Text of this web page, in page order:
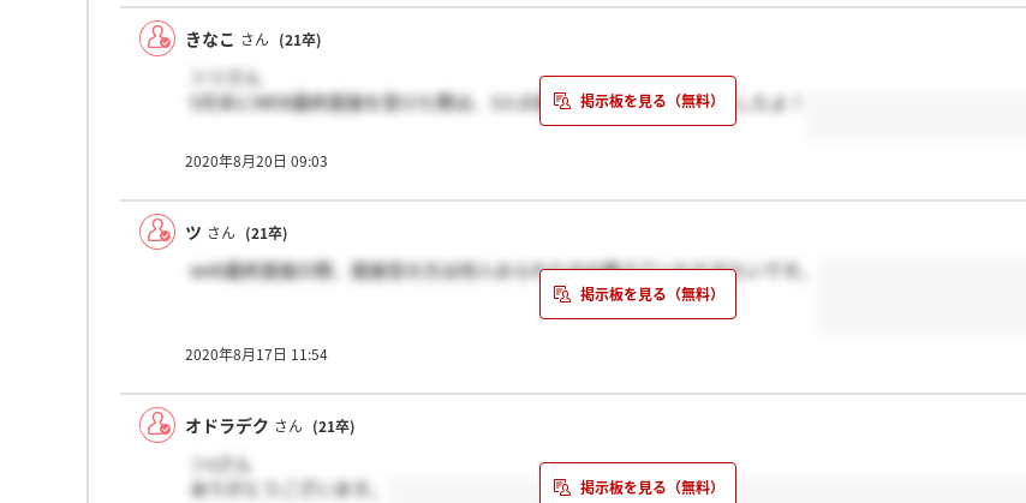
きなこ さん (21卒)
＞ツさん
5月末にWEB最終面接を受けた際は、3人の面接官がいらっしゃいましたよ！
2020年8月20日 09:03
ツ さん (21卒)
web最終面接の際、面接官の方は何人おられたのか教えていただきたいです。
2020年8月17日 11:54
オドラデク さん (21卒)
＞sさん
ありがとうございます。